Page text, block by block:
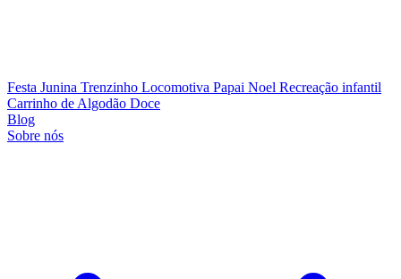
Festa Junina Trenzinho Locomotiva Papai Noel Recreação infantil
Carrinho de Algodão Doce
Blog
Sobre nós